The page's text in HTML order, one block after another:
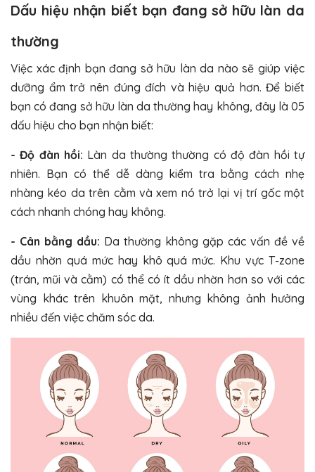
Dấu hiệu nhận biết bạn đang sở hữu làn da
thường
Việc xác định bạn đang sở hữu làn da nào sẽ giúp việc
dưỡng ẩm trở nên đúng đích và hiệu quả hơn. Để biết
bạn có đang sở hữu làn da thường hay không, đây là 05
dấu hiệu cho bạn nhận biết:
- Độ đàn hồi: Làn da thường thường có độ đàn hồi tự
nhiên. Bạn có thể dễ dàng kiểm tra bằng cách nhẹ
nhàng kéo da trên cằm và xem nó trở lại vị trí gốc một
cách nhanh chóng hay không.
- Cân bằng dầu: Da thường không gặp các vấn đề về
dầu nhờn quá mức hay khô quá mức. Khu vực T-zone
(trán, mũi và cằm) có thể có ít dầu nhờn hơn so với các
vùng khác trên khuôn mặt, nhưng không ảnh hưởng
nhiều đến việc chăm sóc da.